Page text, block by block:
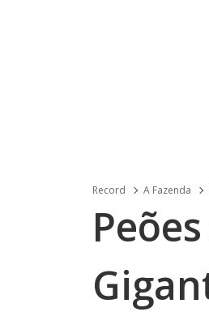
Record A Fazenda